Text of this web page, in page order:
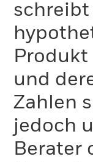
schreibt
und
Zahlen
jedoch
Berater